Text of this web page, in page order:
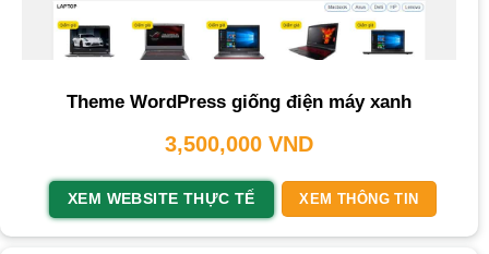
Theme WordPress giống điện máy xanh
3,500,000 VND
XEM WEBSITE THỰC TẾ XEM THÔNG TIN